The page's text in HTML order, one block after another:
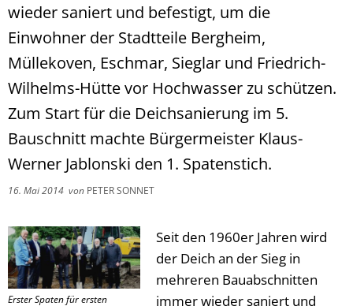
wieder saniert und befestigt, um die
Einwohner der Stadtteile Bergheim,
Müllekoven, Eschmar, Sieglar und Friedrich-
Wilhelms-Hütte vor Hochwasser zu schützen.
Zum Start für die Deichsanierung im 5.
Bauschnitt machte Bürgermeister Klaus-
Werner Jablonski den 1. Spatenstich.
16. Mai 2014 von PETER SONNET
Erster Spaten für ersten
Seit den 1960er Jahren wird
der Deich an der Sieg in
mehreren Bauabschnitten
immer wieder saniert und